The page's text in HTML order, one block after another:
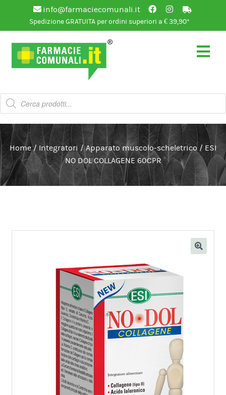
info@farmaciecomunali.it
Spedizione GRATUITA per ordini superiori a € 39,90*
Vai
alla
navigazione
Vai
al
contenuto
Products
search
Home / Integratori /Apparato muscolo-scheletrico /ESI
NO DOL COLLAGENE 60CPR